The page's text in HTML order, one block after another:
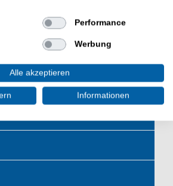
Performance
Werbung
Alle akzeptieren
Informationen